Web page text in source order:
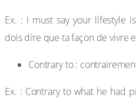
Ex. : I must say your lifestyle
dois dire que ta façon de vivre
Contrary to :
Ex. : Contrary to what he had